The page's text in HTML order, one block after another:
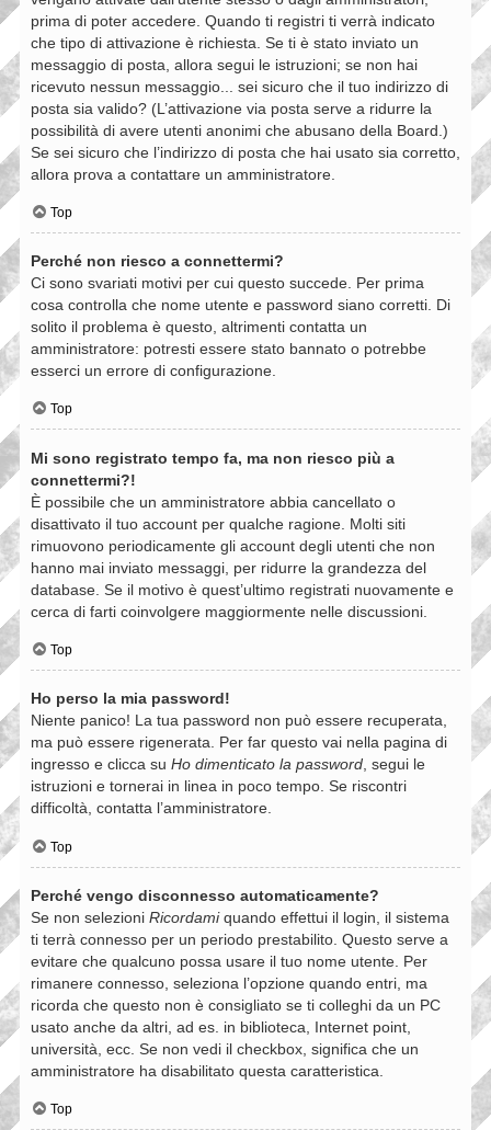
prima di poter accedere. Quando ti registri ti verrà indicato
che tipo di attivazione è richiesta. Se ti è stato inviato un
messaggio di posta, allora segui le istruzioni; se non hai
ricevuto nessun messaggio... sei sicuro che il tuo indirizzo di
posta sia valido? (L’attivazione via posta serve a ridurre la
possibilità di avere utenti anonimi che abusano della Board.)
Se sei sicuro che l’indirizzo di posta che hai usato sia corretto,
allora prova a contattare un amministratore.
Top
Perché non riesco a connettermi?
Ci sono svariati motivi per cui questo succede. Per prima
cosa controlla che nome utente e password siano corretti. Di
solito il problema è questo, altrimenti contatta un
amministratore: potresti essere stato bannato o potrebbe
esserci un errore di configurazione.
Top
Mi sono registrato tempo fa, ma non riesco più a
connettermi?!
È possibile che un amministratore abbia cancellato o
disattivato il tuo account per qualche ragione. Molti siti
rimuovono periodicamente gli account degli utenti che non
hanno mai inviato messaggi, per ridurre la grandezza del
database. Se il motivo è quest’ultimo registrati nuovamente e
cerca di farti coinvolgere maggiormente nelle discussioni.
Top
Ho perso la mia password!
Niente panico! La tua password non può essere recuperata,
ma può essere rigenerata. Per far questo vai nella pagina di
ingresso e clicca su Ho dimenticato la password, segui le
istruzioni e tornerai in linea in poco tempo. Se riscontri
difficoltà, contatta l’amministratore.
Top
Perché vengo disconnesso automaticamente?
Se non selezioni Ricordamiquando effettui il login, il sistema
ti terrà connesso per un periodo prestabilito. Questo serve a
evitare che qualcuno possa usare il tuo nome utente. Per
rimanere connesso, seleziona l’opzione quando entri, ma
ricorda che questo non è consigliato se ti colleghi da un PC
usato anche da altri, ad es. in biblioteca, Internet point,
università, ecc. Se non vedi il checkbox, significa che un
amministratore ha disabilitato questa caratteristica.
Top